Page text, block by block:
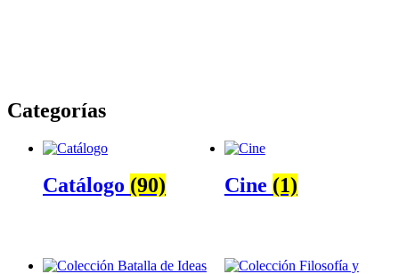
Categorías
Catálogo (90) Cine (1)